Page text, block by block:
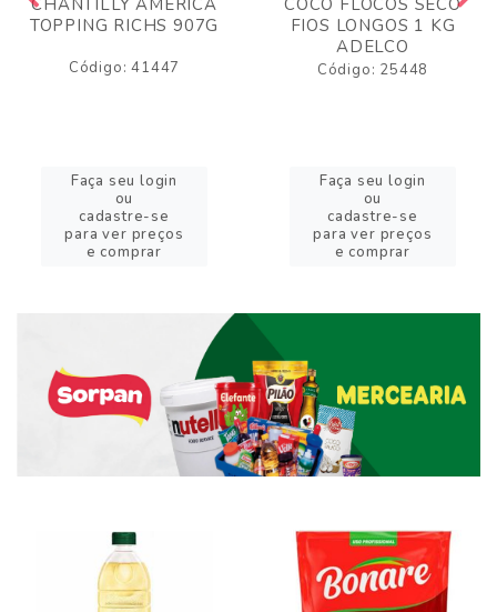
TOPPING RICHS 907G
Código: 41447
Faça seu login
ou
cadastre-se
para ver preços
e comprar
FIOS LONGOS 1 KG
ADELCO
Código: 25448
Faça seu login
ou
cadastre-se
para ver preços
e comprar